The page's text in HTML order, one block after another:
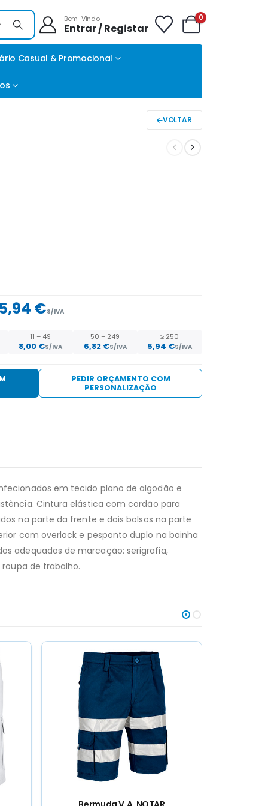
Bem-Vindo
Entrar / Registar
0
Casual & Promocional
VOLTAR
5,94 €S/IVA
11 – 49
8,00 €S/IVA
50 – 249
6,82 €S/IVA
≥ 250
5,94 €S/IVA
PEDIR ORÇAMENTO COM
PERSONALIZAÇÃO
em tecido plano de algodão e
Cintura elástica com cordão para
na parte da frente e dois bolsos na parte
com overlock e pesponto duplo na bainha
adequados de marcação: serigrafia,
de trabalho.